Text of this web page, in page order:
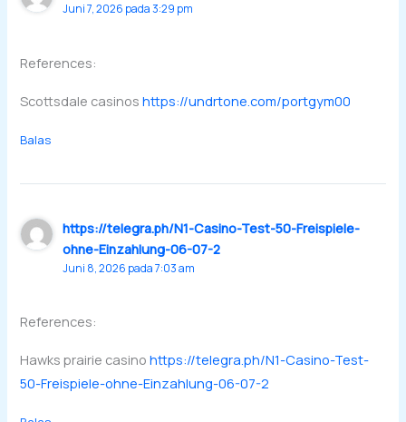
Juni 7, 2026 pada 3:29 pm
References:
Scottsdale casinoshttps://undrtone.com/portgym00
Balas
https://telegra.ph/N1-Casino-Test-50-Freispiele-
ohne-Einzahlung-06-07-2
Juni 8, 2026 pada 7:03 am
References:
Hawks prairie casinohttps://telegra.ph/N1-Casino-Test-
50-Freispiele-ohne-Einzahlung-06-07-2